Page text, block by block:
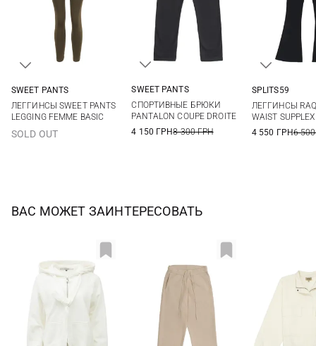
SWEET PANTS
ЛЕГГИНСЫ SWEET PANTS
LEGGING FEMME BASIC
SOLD OUT
SWEET PANTS
СПОРТИВНЫЕ БРЮКИ
PANTALON COUPE DROITE
4 150 ГРН8 300 ГРН
SPLITS59
ЛЕГГИНСЫ
WAIST
4 550 ГРН6
ВАС МОЖЕТ ЗАИНТЕРЕСОВАТЬ